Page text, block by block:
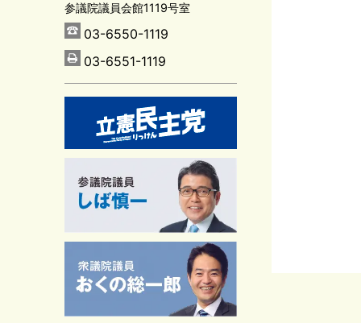
参議院議員会館1119号室
03-6550-1119
03-6551-1119